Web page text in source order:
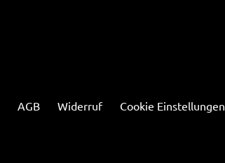
AGB Widerruf Cookie Einstellungen